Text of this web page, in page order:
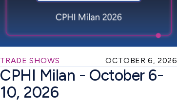
TRADE SHOWS OCTOBER 6, 2026
CPHI Milan - October 6-
10, 2026